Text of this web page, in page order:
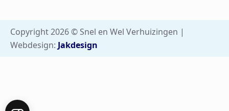
Copyright 2026 © Snel en Wel Verhuizingen |
Webdesign: Jakdesign